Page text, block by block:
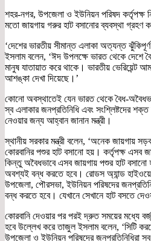
শহর-নগর, উপজেলা ও ইউনিয়ন পরিষদ কর্তৃপক্ষ
মতো জায়গায় গরুর হাট বসানোর ব্যবস্থা গ্রহণ
‘দেশের ভারতীয় সীমান্ত এলাকা অত্যন্ত
ইসলাম বলেন, ‘ঈদ উপলক্ষে ভারত থেকে
মানুষ যাতায়াত করে থাকে। ভারতীয় ভেরিয়েন্ট
আশঙ্কা দেখা দিয়েছে।’
কোনো অবস্থাতেই যেন ভারত থেকে বৈধ-
স্ব এলাকার জনপ্রতিনিধি এবং সংশ্লিষ্টদের
নেওয়ার জন্য আহ্বান জানান মন্ত্রী।
স্থানীয় সরকার মন্ত্রী বলেন, ‘অনেক জায়গায়
কোরবানির পশুর হাট বসানো হয়। কর্তৃপক্ষ এসব
কিন্তু অবৈধভাবে এসব জায়গায় পশুর হাট
অবশ্যই বন্ধ করতে হবে। রোডস অ্যান্ড হাইওয়ে
উপজেলা, পৌরসভা, ইউনিয়ন পরিষদের
বন্ধ করতে হবে। যেখানে সেখানে হাট বসতে
কোরবানি দেওয়ার পর পরই দ্রুত সময়ের মধ্যে
হবে উল্লেখ করে তাজুল ইসলাম বলেন, ‘সিটি
উপজেলা ও ইউনিয়ন পরিষদের জনপ্রতিনিধিরা